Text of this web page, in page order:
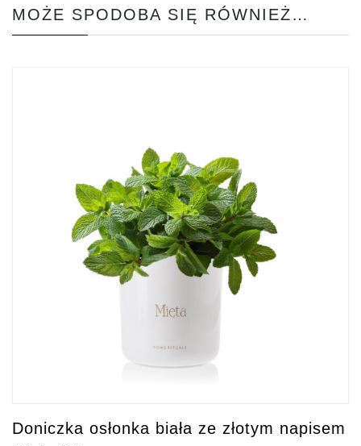
MOŻE SPODOBA SIĘ RÓWNIEŻ…
Doniczka osłonka biała ze złotym napisem